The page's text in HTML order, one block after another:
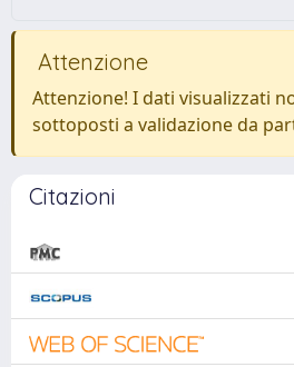
Attenzione
Attenzione! I dati visualizzati
sottoposti a validazione da
Citazioni